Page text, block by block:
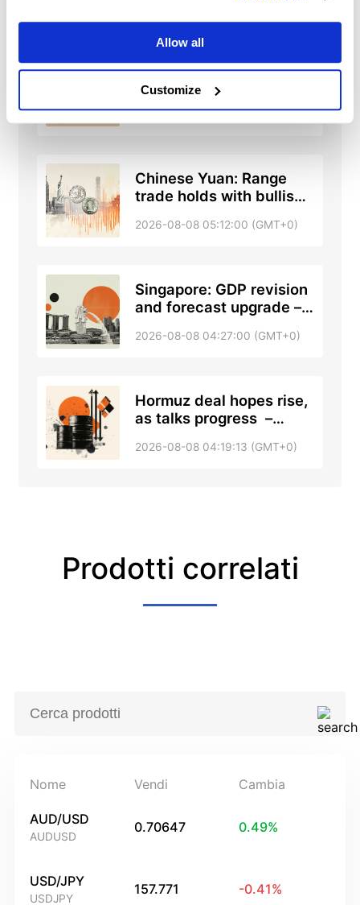
Allow all
Customize
China: Credit demand
and liquidity trends –
2026-08-08 05:51:00 (GMT+0)
Chinese Yuan: Range
trade holds with bullish
UOB
2026-08-08 05:12:00 (GMT+0)
Singapore: GDP revision
and forecast upgrade –
2026-08-08 04:27:00 (GMT+0)
Hormuz deal hopes rise,
as talks progress –
2026-08-08 04:19:13 (GMT+0)
Prodotti correlati
Nome Vendi Cambia
AUD/USD
AUDUSD
0.70647 0.49%
USD/JPY
USDJPY
157.771 -0.41%